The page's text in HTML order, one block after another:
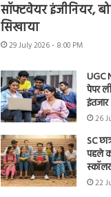
सॉफ्टवेयर इंजीनियर,
सिखाया
29 July 2026 - 8:00 PM
UGC
पेपर
इंतजार
26
SC
पहले
22